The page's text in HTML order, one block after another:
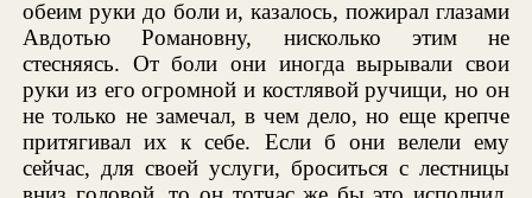
обеим руки до боли и, казалось, пожирал глазами
Авдотью Романовну, нисколько этим не
стесняясь. От боли они иногда вырывали свои
руки из его огромной и костлявой ручищи, но он
не только не замечал, в чем дело, но еще крепче
притягивал их к себе. Если б они велели ему
сейчас, для своей услуги, броситься с лестницы